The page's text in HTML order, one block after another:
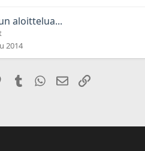
aloittelua...
2014
PinterestTumblr WhatsApp
Sähköposti
Linkki